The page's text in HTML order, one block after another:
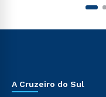
A Cruzeiro do Sul